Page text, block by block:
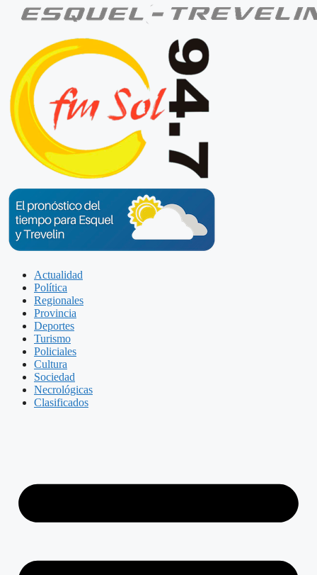
Actualidad
Política
Regionales
Provincia
Deportes
Turismo
Policiales
Cultura
Sociedad
Necrológicas
Clasificados